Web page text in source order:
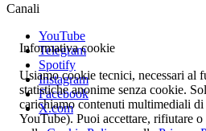
Canali
YouTube
Telegram
Spotify
Instagram
Facebook
X.com
Informativa cookie
Usiamo cookie tecnici, necessari al
statistiche anonime senza cookie.
carichiamo contenuti multimediali di
YouTube). Puoi accettare, rifiutare